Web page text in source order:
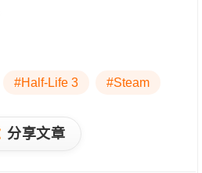
#Half-Life 3 #Steam
分享文章